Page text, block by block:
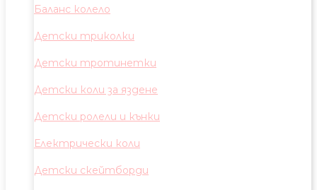
Баланс колело
Детски триколки
Детски тротинетки
Детски коли за яздене
Детски ролели и кънки
Електрически коли
Детски скейтборди